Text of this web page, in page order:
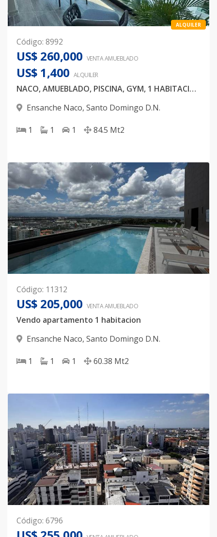
ALQUILER
Código: 8992
US$ 260,000 VENTA AMUEBLADO
US$ 1,400 ALQUILER
NACO, AMUEBLADO, PISCINA, GYM, 1 HABITACION
Ensanche Naco, Santo Domingo D.N.
1 1 1 84.5 Mt2
Código: 11312
US$ 205,000 VENTA AMUEBLADO
Vendo apartamento 1 habitacion
Ensanche Naco, Santo Domingo D.N.
1 1 1 60.38 Mt2
Código: 6796